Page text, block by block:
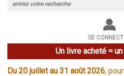
le
site
SE
Un livre acheté =
Du 20 juillet au 31 août 2026,